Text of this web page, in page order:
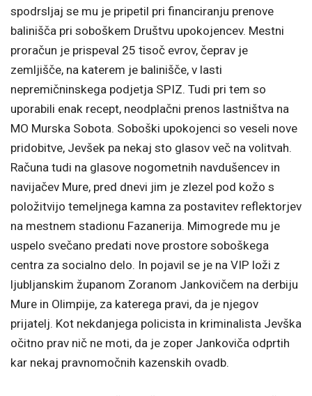
spodrsljaj se mu je pripetil pri financiranju prenove
balinišča pri soboškem Društvu upokojencev. Mestni
proračun je prispeval 25 tisoč evrov, čeprav je
zemljišče, na katerem je balinišče, v lasti
nepremičninskega podjetja SPIZ. Tudi pri tem so
uporabili enak recept, neodplačni prenos lastništva na
MO Murska Sobota. Soboški upokojenci so veseli nove
pridobitve, Jevšek pa nekaj sto glasov več na volitvah.
Računa tudi na glasove nogometnih navdušencev in
navijačev Mure, pred dnevi jim je zlezel pod kožo s
položitvijo temeljnega kamna za postavitev reflektorjev
na mestnem stadionu Fazanerija. Mimogrede mu je
uspelo svečano predati nove prostore soboškega
centra za socialno delo. In pojavil se je na VIP loži z
ljubljanskim županom Zoranom Jankovičem na derbiju
Mure in Olimpije, za katerega pravi, da je njegov
prijatelj. Kot nekdanjega policista in kriminalista Jevška
očitno prav nič ne moti, da je zoper Jankoviča odprtih
kar nekaj pravnomočnih kazenskih ovadb.